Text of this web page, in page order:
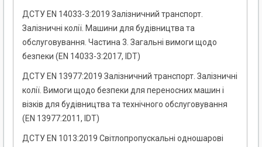
ДСТУ EN 14033-3:2019 Залізничний транспорт.
Залізничні колії. Машини для будівництва та
обслуговування. Частина 3. Загальні вимоги щодо
безпеки (EN 14033-3:2017, IDT)
ДСТУ EN 13977:2019 Залізничний транспорт. Залізничні
колії. Вимоги щодо безпеки для переносних машин і
візків для будівництва та технічного обслуговування
(EN 13977:2011, IDT)
ДСТУ EN 1013:2019 Світлопропускальні одношарові